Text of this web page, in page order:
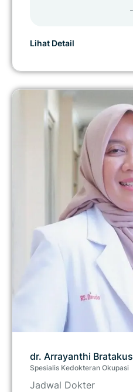
-
Lihat Detail
dr. Arrayanthi
Spesialis Kedokteran Okupasi
Jadwal Dokter